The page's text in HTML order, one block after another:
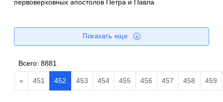
первоверховных апостолов Петра и Павла
Показать еще
Всего:8881
« 451 452 453 454 455 456 457 458 459